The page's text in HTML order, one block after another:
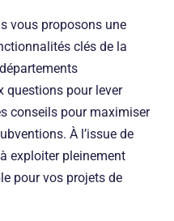
vous proposons une
clés de la
questions pour lever
conseils pour maximiser
À l’issue de
exploiter pleinement
pour vos projets de